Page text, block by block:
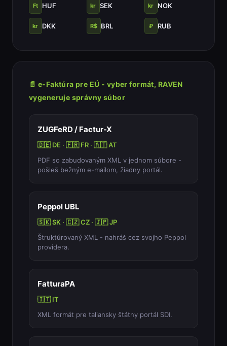
Ft HUF kr SEK kr NOK
kr DKK R$ BRL ₽ RUB
📄 e-Faktúra pre EÚ - vyber formát, RAVEN
vygeneruje správny súbor
ZUGFeRD / Factur-X
🇩🇪 DE · 🇫🇷 FR · 🇦🇹 AT
PDF so zabudovaným XML v jednom súbore -
pošleš bežným e-mailom, žiadny portál.
Peppol UBL
🇸🇰 SK · 🇨🇿 CZ · 🇯🇵 JP
Štruktúrovaný XML - nahráš cez svojho Peppol
providera.
FatturaPA
🇮🇹 IT
XML formát pre taliansky štátny portál SDI.